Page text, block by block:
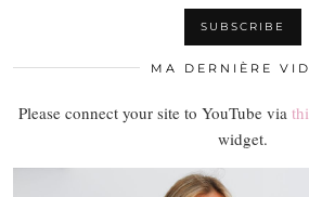
MA DERNIÈRE
Please connect your site to YouTube via
widget.